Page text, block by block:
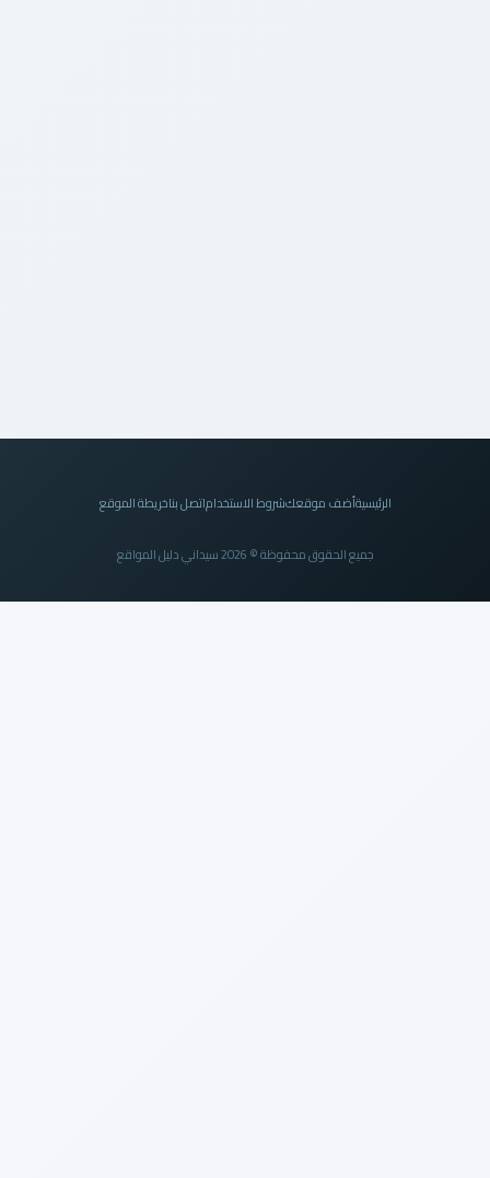
أضف موقعكشروط الاستخداماتصل بناخريطة الموقع
جميع الحقوق محفوظة © 2026 سيداني دليل المواقع